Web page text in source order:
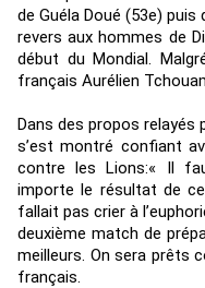
de Guéla Doué (53e) puis
revers aux hommes de
début du Mondial.
français Aurélien
Dans des propos relayés
s’est montré confiant
contre les Lions:« Il
importe le résultat de
fallait pas crier à
deuxième match de
meilleurs. On sera prêts
français.